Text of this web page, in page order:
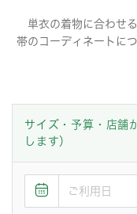
単衣の着物に合わせ
帯のコーディネートに
サイズ・予算・店舗
します）